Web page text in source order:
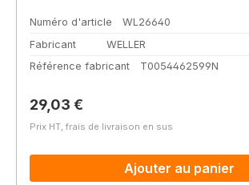
Numéro d'article
WL26640
Fabricant
WELLER
Référence fabricant
T0054462599N
Prix régulier :
29,03 €
Prix HT, frais de livraison en sus
Ajouter au panier